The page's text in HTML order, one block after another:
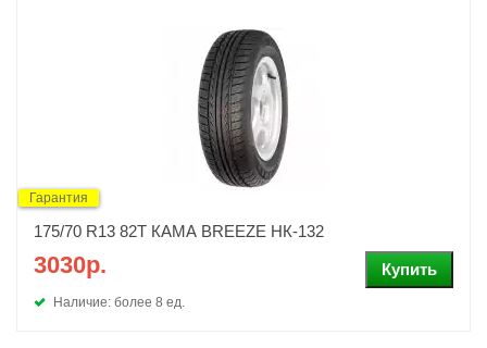
Гарантия
175/70 R13 82T КАМА BREEZE НК-132
3030р.
Наличие: более 8 ед.